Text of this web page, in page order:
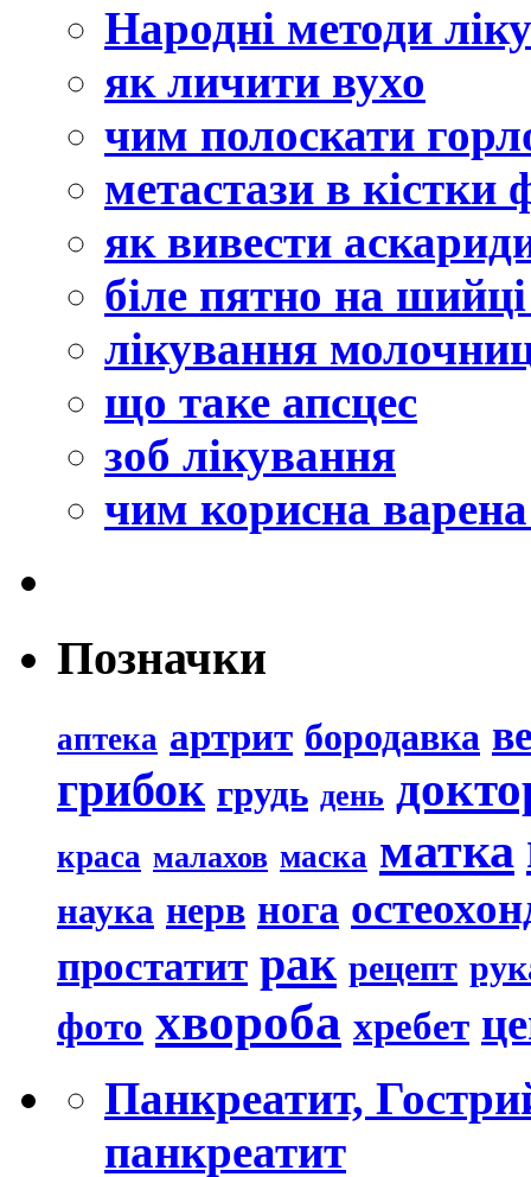
Народні методи
як личити вухо
чим полоскати
метастази в кістки
як вивести
біле пятно на
лікування
що таке апсцес
зоб лікування
чим корисна
Позначки
аптека артрит бородавка
грибок грудь день
краса малахов маска матка
наука нерв нога
простатит рак рецепт
фото хвороба хребет
Панкреатит,
панкреатит